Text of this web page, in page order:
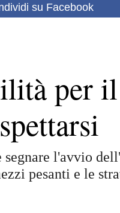
su Facebook
per
l'avvio
pesanti e le